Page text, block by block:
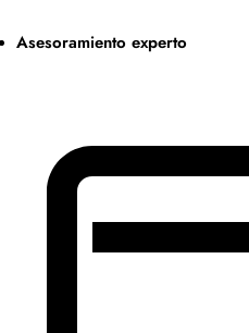
Asesoramiento experto